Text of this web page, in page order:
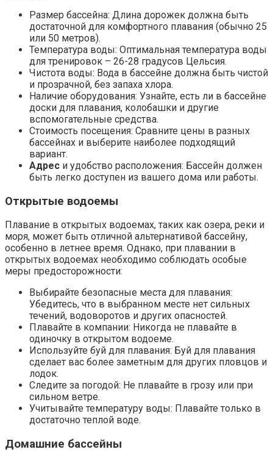
Размер бассейна: Длина дорожек должна быть
достаточной для комфортного плавания (обычно 25
или 50 метров).
Температура воды: Оптимальная температура воды
для тренировок – 26-28 градусов Цельсия.
Чистота воды: Вода в бассейне должна быть чистой
и прозрачной, без запаха хлора.
Наличие оборудования: Узнайте, есть ли в бассейне
доски для плавания, колобашки и другие
вспомогательные средства.
Стоимость посещения: Сравните цены в разных
бассейнах и выберите наиболее подходящий
вариант.
Адрес и удобство расположения: Бассейн должен
быть легко доступен из вашего дома или работы.
Открытые водоемы
Плавание в открытых водоемах, таких как озера, реки и
моря, может быть отличной альтернативой бассейну,
особенно в летнее время. Однако, при плавании в
открытых водоемах необходимо соблюдать особые
меры предосторожности:
Выбирайте безопасные места для плавания:
Убедитесь, что в выбранном месте нет сильных
течений, водоворотов и других опасностей.
Плавайте в компании: Никогда не плавайте в
одиночку в открытом водоеме.
Используйте буй для плавания: Буй для плавания
сделает вас более заметным для других пловцов и
лодок.
Следите за погодой: Не плавайте в грозу или при
сильном ветре.
Учитывайте температуру воды: Плавайте только в
достаточно теплой воде.
Домашние бассейны